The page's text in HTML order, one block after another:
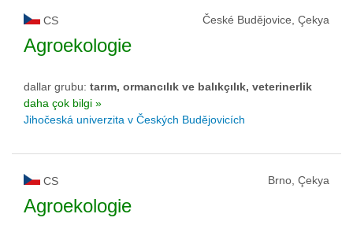
CS České Budějovice, Çekya
Agroekologie
dallar grubu: tarım, ormancılık ve balıkçılık, veterinerlik
daha çok bilgi »
Jihočeská univerzita v Českých Budějovicích
CS Brno, Çekya
Agroekologie